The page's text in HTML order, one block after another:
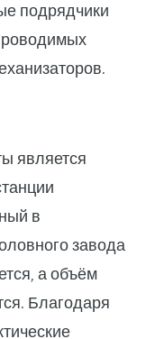
подрядчики
является
в
завода
а объём
Благодаря